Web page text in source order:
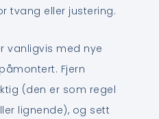
tvang eller justering.
vanligvis med nye
Fjern
(den er som regel
lignende), og sett